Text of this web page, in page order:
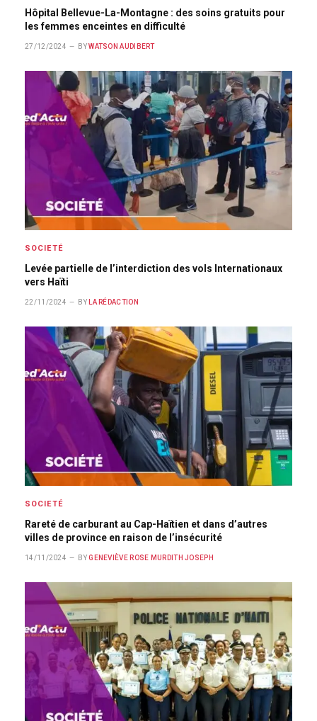
Hôpital Bellevue-La-Montagne : des soins gratuits pour
les femmes enceintes en difficulté
27/12/2024 BY WATSON AUDIBERT
SOCIETÉ
Levée partielle de l’interdiction des vols Internationaux
vers Haïti
22/11/2024 BY LA RÉDACTION
SOCIETÉ
Rareté de carburant au Cap-Haïtien et dans d’autres
villes de province en raison de l’insécurité
14/11/2024 BY GENEVIÈVE ROSE MURDITH JOSEPH